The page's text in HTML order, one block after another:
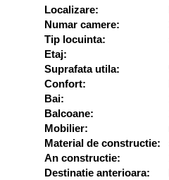
Localizare:
Numar camere:
Tip locuinta:
Etaj:
Suprafata utila:
Confort:
Bai:
Balcoane:
Mobilier:
Material de constructie:
An constructie:
Destinatie anterioara: